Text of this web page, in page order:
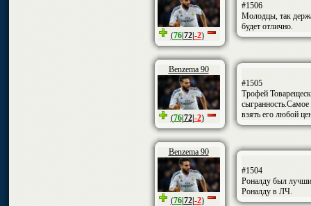
(76|72|-2)
#1506
Молодцы, так
будет отлично.
Benzema 90
(76|72|-2)
#1505
Трофей
взять его любой
Benzema 90
(76|72|-2)
#1504
Роналду был
Роналду в ЛЧ.